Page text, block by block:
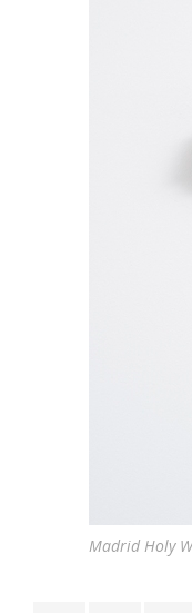
Madrid Holy